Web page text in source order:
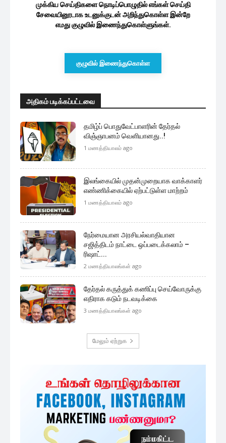
முக்கிய செய்திகளை நொடிப்பொழுதில் எங்கள் செய்தி
சேவையினூடாக உடனுக்குடன் அறிந்துகொள்ள இன்றே
எமது குழுவில் இணைந்துகொள்ளுங்கள்.
குழுவில் இணைந்துகொள்ள
அதிகம் படிக்கப்பட்டவை
தமிழ்ப் பொதுவேட்பாளரின் தேர்தல்
விஞ்ஞாபனம் வெளியானது..!
1 மணத்தியாலம் ago
இலங்கையில் முதன்முறையாக வாக்காளர்
எண்ணிக்கையில் ஏற்பட்டுள்ள மாற்றம்
1 மணத்தியாலம் ago
நேர்மையான அரசியல்வாதியான
சஜித்திடம் நாட்டை ஒப்படைக்கலாம் –
ரிஷாட்...
2 மணத்தியாலங்கள் ago
தேர்தல் கருத்துக் கணிப்பு செய்வோருக்கு
எதிராக கடும் நடவடிக்கை
3 மணத்தியாலங்கள் ago
மேலும் ஏற்றுக